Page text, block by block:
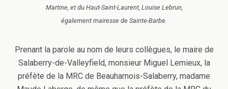
Martine, et du Haut-Saint-Laurent, Louise Lebrun,
également mairesse de Sainte-Barbe.
Prenant la parole au nom de leurs collègues, le maire de
Salaberry-de-Valleyfield, monsieur Miguel Lemieux, la
préfète de la MRC de Beauharnois-Salaberry, madame